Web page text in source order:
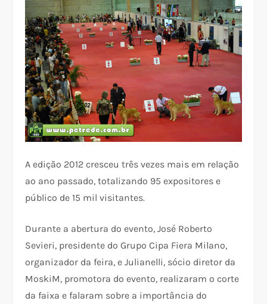
A edição 2012 cresceu três vezes mais em relação
ao ano passado, totalizando 95 expositores e
público de 15 mil visitantes.
Durante a abertura do evento, José Roberto
Sevieri, presidente do Grupo Cipa Fiera Milano,
organizador da feira, e Julianelli, sócio diretor da
MoskiM, promotora do evento, realizaram o corte
da faixa e falaram sobre a importância do